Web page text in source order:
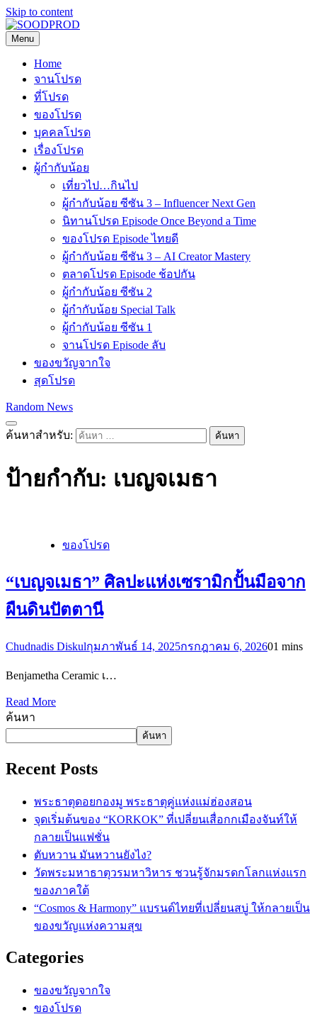
Skip to content
SOODPROD
Telling Thai stories with heart and craft
Menu
Home
จานโปรด
ที่โปรด
ของโปรด
บุคคลโปรด
เรื่องโปรด
ผู้กำกับน้อย
เที่ยวไป…กินไป
ผู้กำกับน้อย ซีซัน 3 – Influencer Next Gen
นิทานโปรด Episode Once Beyond a Time
ของโปรด Episode ไทยดี
ผู้กำกับน้อย ซีซัน 3 – AI Creator Mastery
ตลาดโปรด Episode ช้อปกัน
ผู้กำกับน้อย ซีซัน 2
ผู้กำกับน้อย Special Talk
ผู้กำกับน้อย ซีซัน 1
จานโปรด Episode ลับ
ของขวัญจากใจ
สุดโปรด
Random News
ค้นหาสำหรับ:
ป้ายกำกับ: เบญจเมธา
ของโปรด
“เบญจเมธา” ศิลปะแห่งเซรามิกปั้นมือจาก
ผืนดินปัตตานี
Chudnadis Diskulกุมภาพันธ์ 14, 2025กรกฎาคม 6, 202601 mins
Benjametha Ceramic เ…
Read More
ค้นหา
ค้นหา
Recent Posts
พระธาตุดอยกองมู พระธาตุคู่แห่งแม่ฮ่องสอน
จุดเริ่มต้นของ “KORKOK” ที่เปลี่ยนเสื่อกกเมืองจันท์ให้
กลายเป็นแฟชั่น
ตับหวาน มันหวานยังไง?
วัดพระมหาธาตุวรมหาวิหาร ชวนรู้จักมรดกโลกแห่งแรก
ของภาคใต้
“Cosmos & Harmony” แบรนด์ไทยที่เปลี่ยนสบู่ ให้กลายเป็น
ของขวัญแห่งความสุข
Categories
ของขวัญจากใจ
ของโปรด